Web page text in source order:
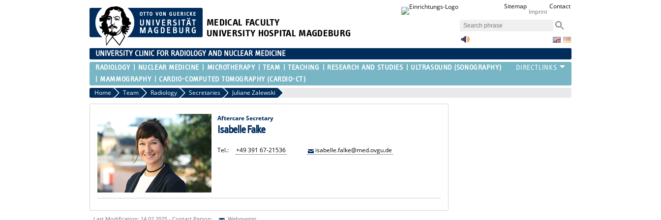
MEDICAL FACULTY
UNIVERSITY HOSPITAL MAGDEBURG
Sitemap
Imprint
Contact
UNIVERSITY CLINIC FOR RADIOLOGY AND NUCLEAR MEDICINE
RADIOLOGY NUCLEAR MEDICINE MICROTHERAPY TEAM TEACHING RESEARCH AND STUDIES
ULTRASOUND (SONOGRAPHY)
MAMMOGRAPHY
CARDIO-COMPUTED TOMOGRAPHY (CARDIO-CT)
Home Team Radiology Secretaries Juliane Zalewski
Aftercare Secretary
Isabelle Falke
Tel.: +49 391 67-21536 isabelle.falke@med.ovgu.de